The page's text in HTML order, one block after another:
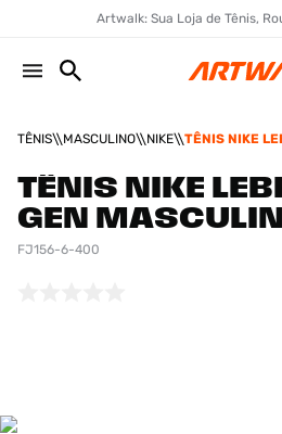
Artwalk: Sua Loja de Tênis,
TÊNIS MASCULINO NIKE TÊNIS NIKE
TÊNIS NIKE
GEN
FJ156-6-400